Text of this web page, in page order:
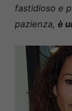
fastidioso e
pazienza, è